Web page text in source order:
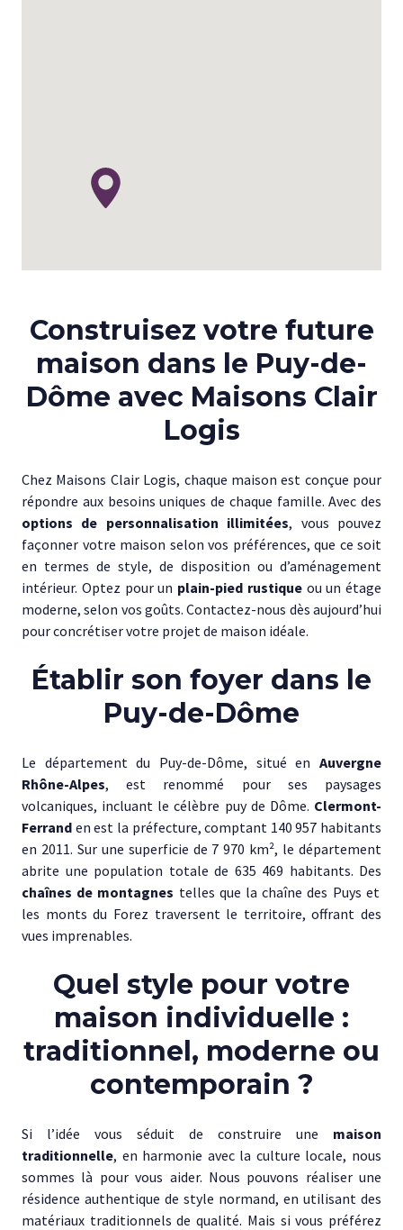
Construisez votre future
maison dans le Puy-de-
Dôme avec Maisons Clair
Logis
Chez Maisons Clair Logis, chaque maison est conçue pour
répondre aux besoins uniques de chaque famille. Avec des
options de personnalisation illimitées, vous pouvez
façonner votre maison selon vos préférences, que ce soit
en termes de style, de disposition ou d’aménagement
intérieur. Optez pour un plain-pied rustiqueou un étage
moderne, selon vos goûts. Contactez-nous dès aujourd’hui
pour concrétiser votre projet de maison idéale.
Établir son foyer dans le
Puy-de-Dôme
Le département du Puy-de-Dôme, situé en Auvergne
Rhône-Alpes, est renommé pour ses paysages
volcaniques, incluant le célèbre puy de Dôme. Clermont-
Ferrand en est la préfecture, comptant 140 957 habitants
en 2011. Sur une superficie de 7 970 km², le département
abrite une population totale de 635 469 habitants. Des
chaînes de montagnes telles que la chaîne des Puys et
les monts du Forez traversent le territoire, offrant des
vues imprenables.
Quel style pour votre
maison individuelle :
traditionnel, moderne ou
contemporain ?
Si l’idée vous séduit de construire une maison
traditionnelle, en harmonie avec la culture locale, nous
sommes là pour vous aider. Nous pouvons réaliser une
résidence authentique de style normand, en utilisant des
matériaux traditionnels de qualité. Mais si vous préférez